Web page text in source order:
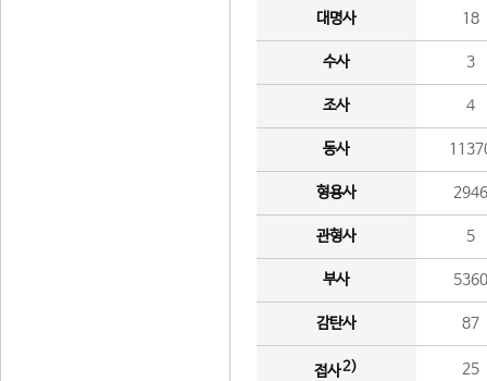
대명사 18
수사 3
조사 4
동사
형용사 2946
관형사 5
부사 5360
감탄사 87
접사2) 25